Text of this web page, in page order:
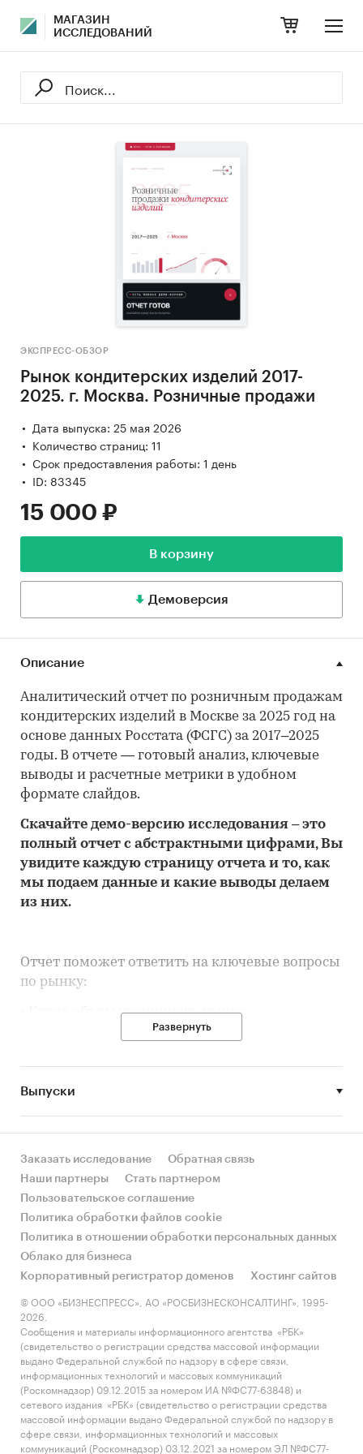
МАГАЗИН
ИССЛЕДОВАНИЙ
ЭКСПРЕСС-ОБЗОР
Рынок кондитерских изделий 2017-
2025. г. Москва. Розничные продажи
Дата выпуска: 25 мая 2026
Количество страниц: 11
Срок предоставления работы: 1 день
ID: 83345
15 000 ₽
В корзину
Демоверсия
Описание
Аналитический отчет по розничным продажам
кондитерских изделий в Москве за 2025 год на
основе данных Росстата (ФСГС) за 2017–2025
годы. В отчете — готовый анализ, ключевые
выводы и расчетные метрики в удобном
формате слайдов.
Скачайте демо-версию исследования – это
полный отчет с абстрактными цифрами, Вы
увидите каждую страницу отчета и то,как
мы подаем данные и какие выводы делаем
из них.
Отчет поможет ответить на ключевые вопросы
по рынку:
• Каков объем розничного рынка
кондитерских изделий в Москве, много это или
России?
• Рынок растет или снижается? Если растет, то
за счет реального спроса или за счет
динамикой других регионов?
• Какое место регион занимает в России и в
своем федеральном округе по объему продаж
и по продажам на душу населения?
• К какому сегменту можно отнести рынок по
размеру и темпом роста (малый/крупный, с
опережающей динамикой/с отстающей
динамикой) в стратегической перспективе и в
текущей ситуации? Меняются ли позиции
региона с течением времени?
• Насколько рынок насыщен и какой у региона
потенциал роста, если сравнить его с
регионами со схожими доходами, со схожей
долей расходов на кондитерские изделия и с
Развернуть
Выпуски
Заказать исследование
Обратная связь
Наши партнеры
Стать партнером
Пользовательское соглашение
Политика обработки файлов cookie
Политика в отношении обработки персональных данных
Облако для бизнеса
Корпоративный регистратор доменов
Хостинг сайтов
© ООО «БИЗНЕСПРЕСС», АО «РОСБИЗНЕСКОНСАЛТИНГ», 1995-
2026.
Сообщения и материалы информационного агентства «РБК»
(свидетельство о регистрации средства массовой информации
выдано Федеральной службой по надзору в сфере связи,
информационных технологий и массовых коммуникаций
(Роскомнадзор) 09.12.2015 за номером ИА №ФС77-63848) и
сетевого издания «РБК» (свидетельство о регистрации средства
массовой информации выдано Федеральной службой по надзору в
сфере связи, информационных технологий и массовых
коммуникаций (Роскомнадзор) 03.12.2021 за номером ЭЛ №ФС77-